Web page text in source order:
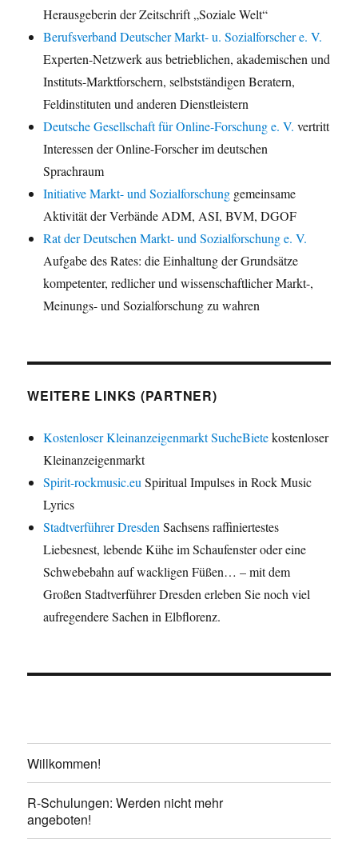
Herausgeberin der Zeitschrift „Soziale Welt“
Berufsverband Deutscher Markt- u. Sozialforscher e. V.
Experten-Netzwerk aus betrieblichen, akademischen und
Instituts-Marktforschern, selbstständigen Beratern,
Feldinstituten und anderen Dienstleistern
Deutsche Gesellschaft für Online-Forschung e. V. vertritt
Interessen der Online-Forscher im deutschen
Sprachraum
Initiative Markt- und Sozialforschung gemeinsame
Aktivität der Verbände ADM, ASI, BVM, DGOF
Rat der Deutschen Markt- und Sozialforschung e. V.
Aufgabe des Rates: die Einhaltung der Grundsätze
kompetenter, redlicher und wissenschaftlicher Markt-,
Meinungs- und Sozialforschung zu wahren
WEITERE LINKS (PARTNER)
Kostenloser Kleinanzeigenmarkt SucheBietekostenloser
Kleinanzeigenmarkt
Spirit-rockmusic.euSpiritual Impulses in Rock Music
Lyrics
Stadtverführer DresdenSachsens raffiniertestes
Liebesnest, lebende Kühe im Schaufenster oder eine
Schwebebahn auf wackligen Füßen… – mit dem
Großen Stadtverführer Dresden erleben Sie noch viel
aufregendere Sachen in Elbflorenz.
Willkommen!
R-Schulungen: Werden nicht mehr
angeboten!